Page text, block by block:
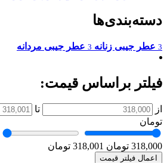
دسته‌بندی‌ها
3 عطر جیبی زنانه 3 عطر جیبی مردانه
فیلتر براساس قیمت:
از
تا
تومان
318,000 تومان 318,001 تومان
اعمال فیلتر قیمت